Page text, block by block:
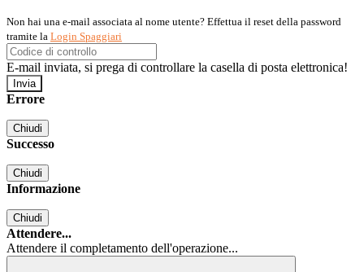
Non hai una e-mail associata al nome utente? Effettua il reset della password
tramite la Login Spaggiari
E-mail inviata, si prega di controllare la casella di posta elettronica!
Errore
Chiudi
Successo
Chiudi
Informazione
Chiudi
Attendere...
Attendere il completamento dell'operazione...